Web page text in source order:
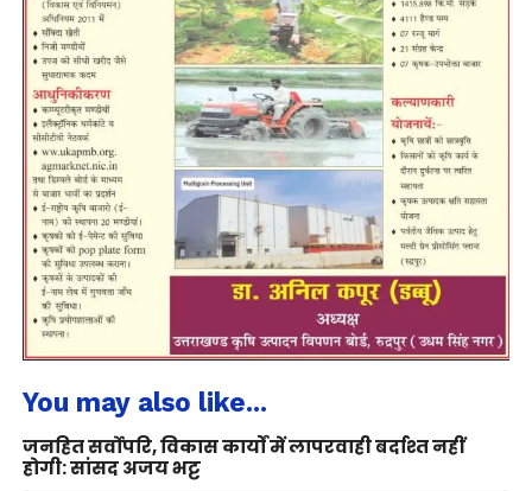
You may also like...
जनहित सर्वोपरि, विकास कार्यों में लापरवाही बर्दाश्त नहीं
होगी: सांसद अजय भट्ट